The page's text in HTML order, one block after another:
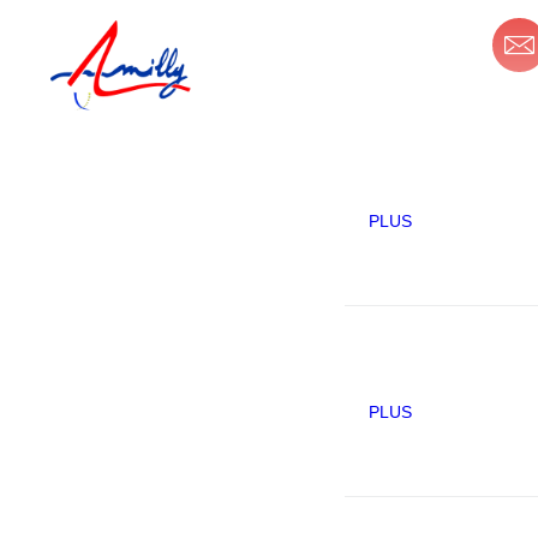
PLUS
PLUS